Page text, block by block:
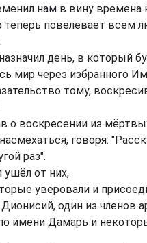
нам в вину времена
теперь повелевает всем
день, в который
мир через избранного
тому,
о воскресении из
говоря:
раз".
ушёл от них,
уверовали и
один из членов
имени Дамарь и